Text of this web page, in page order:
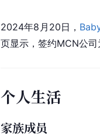
2024年8月20日，
页显示，签约MCN公
个人生活
家族成员